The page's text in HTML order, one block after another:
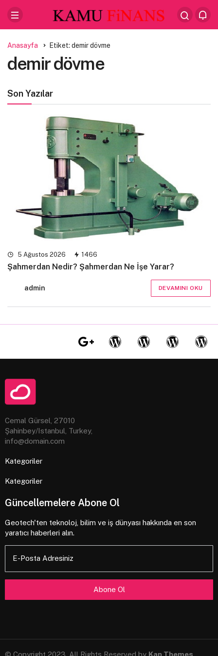
Anasayfa Etiket: demir dövme
demir dövme
Son Yazılar
5 Ağustos 2026 1466
Şahmerdan Nedir? Şahmerdan Ne İşe Yarar?
admin DEVAMINI OKU
Cemal Gürsel, 27010
Şahinbey/Istanbul, Turkey,
info@domain.com
Kategoriler
Kategoriler
Güncellemelere Abone Ol
Geotech'ten teknoloj, bilim ve iş dünyası hakkında en son
yaratıcı haberleri alın.
E-Posta Adresiniz
© Copyright 2023, All Rights Reserved by Kan Themes